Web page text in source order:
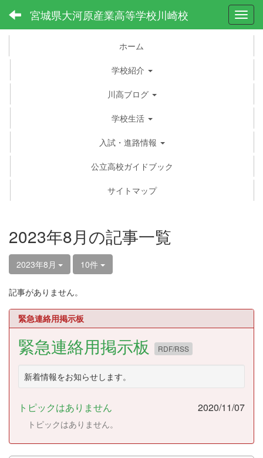
宮城県大河原産業高等学校川崎校
ホーム
学校紹介
川高ブログ
学校生活
入試・進路情報
公立高校ガイドブック
サイトマップ
2023年8月の記事一覧
2023年8月 10件
記事がありません。
緊急連絡用掲示板
緊急連絡用掲示板 RDF/RSS
新着情報をお知らせします。
トピックはありません 2020/11/07
トピックはありません。